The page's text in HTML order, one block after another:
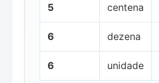
5 centena
6 dezena
6 unidade